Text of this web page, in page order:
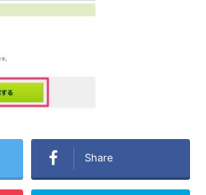
Share